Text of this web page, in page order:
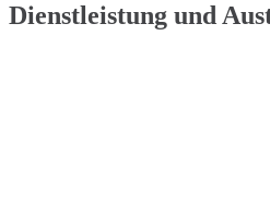
Dienstleistung und